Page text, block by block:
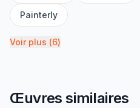
Painterly
Voir plus (6)
Œuvres similaires